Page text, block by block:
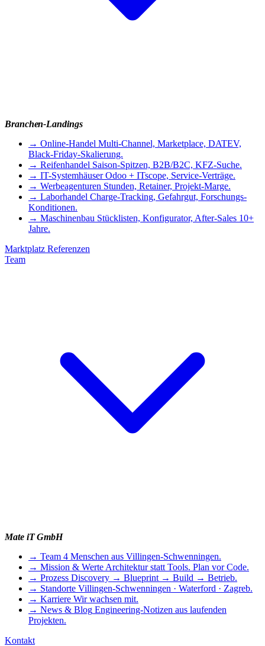
Branchen-Landings
→ Online-Handel Multi-Channel, Marketplace, DATEV,
Black-Friday-Skalierung.
→ Reifenhandel Saison-Spitzen, B2B/B2C, KFZ-Suche.
→ IT-Systemhäuser Odoo + ITscope, Service-Verträge.
→ Werbeagenturen Stunden, Retainer, Projekt-Marge.
→ Laborhandel Charge-Tracking, Gefahrgut, Forschungs-
Konditionen.
→ Maschinenbau Stücklisten, Konfigurator, After-Sales 10+
Jahre.
Marktplatz Referenzen
Team
Mate iT GmbH
→ Team 4 Menschen aus Villingen-Schwenningen.
→ Mission & Werte Architektur statt Tools. Plan vor Code.
→ Prozess Discovery → Blueprint → Build → Betrieb.
→ Standorte Villingen-Schwenningen · Waterford · Zagreb.
→ Karriere Wir wachsen mit.
→ News & Blog Engineering-Notizen aus laufenden
Projekten.
Kontakt